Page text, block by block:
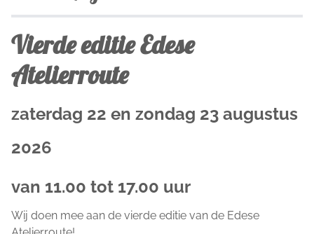
Vierde editie Edese
Atelierroute
zaterdag 22 en zondag 23 augustus
2026
van 11.00 tot 17.00 uur
Wij doen mee aan de vierde editie van de Edese